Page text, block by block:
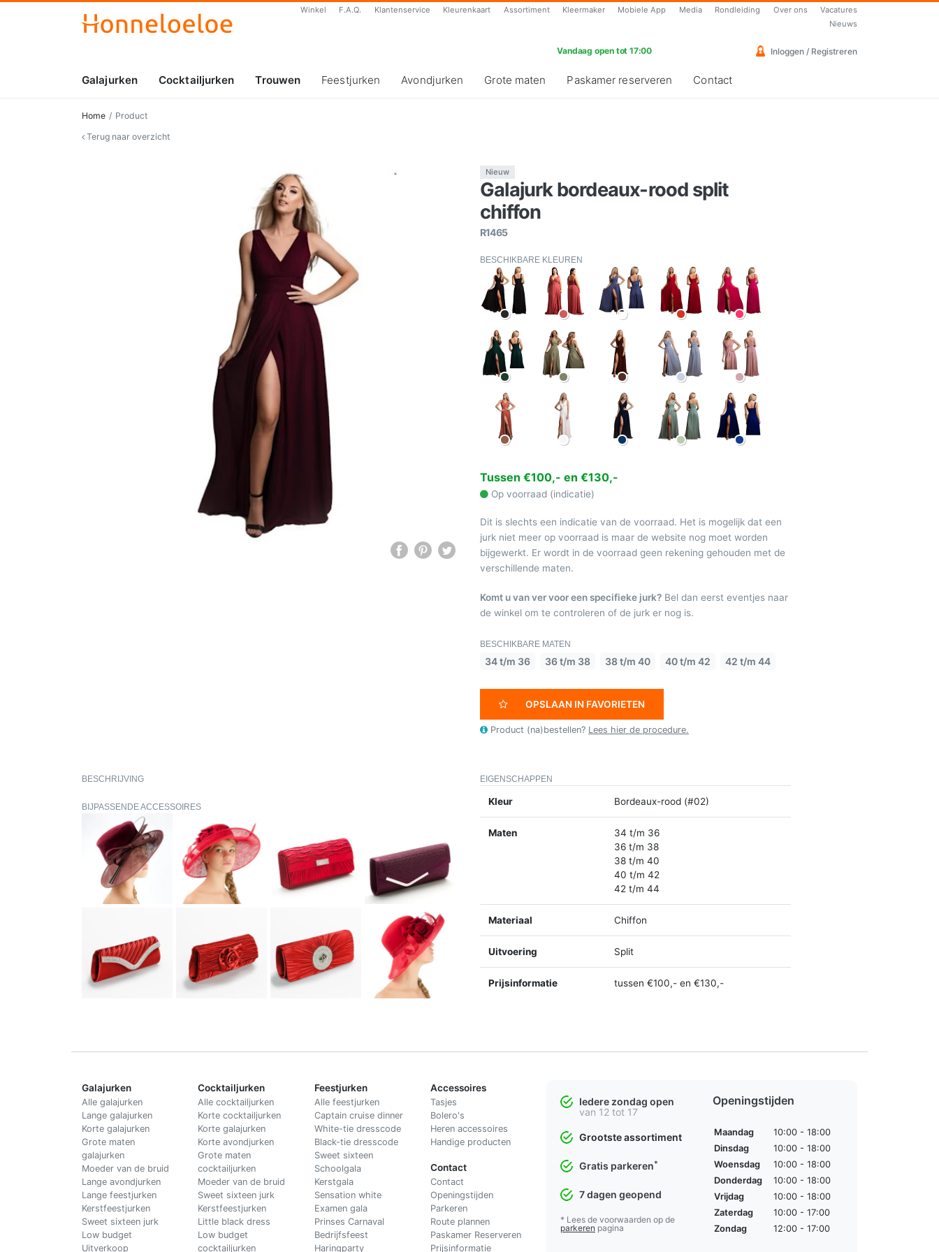
Winkel F.A.Q. Klantenservice Kleurenkaart Assortiment Kleermaker Mobiele App Media Rondleiding Over ons
Vacatures
Nieuws
Vandaag open tot 17:00 Inloggen / Registreren
Galajurken Cocktailjurken Trouwen Feestjurken Avondjurken Grote maten Paskamer reserveren Contact
Home
Product
Terug naar overzicht
Nieuw
Galajurk bordeaux-rood split
chiffon
R1465
BESCHIKBARE KLEUREN
Tussen €100,- en €130,-
Op voorraad (indicatie)
Dit is slechts een indicatie van de voorraad. Het is mogelijk dat een
jurk niet meer op voorraad is maar de website nog moet worden
bijgewerkt. Er wordt in de voorraad geen rekening gehouden met de
verschillende maten.
Komt u van ver voor een specifieke jurk? Bel dan eerst eventjes naar
de winkel om te controleren of de jurk er nog is.
BESCHIKBARE MATEN
34 t/m 36 36 t/m 38 38 t/m 40 40 t/m 42 42 t/m 44
OPSLAAN IN FAVORIETEN
Product (na)bestellen? Lees hier de procedure.
BESCHRIJVING
BIJPASSENDE ACCESSOIRES
EIGENSCHAPPEN
Kleur Bordeaux-rood (#02)
Maten
34 t/m 36
36 t/m 38
38 t/m 40
40 t/m 42
42 t/m 44
Materiaal Chiffon
Uitvoering Split
Prijsinformatie tussen €100,- en €130,-
Galajurken
Alle galajurken
Lange galajurken
Korte galajurken
Grote maten
galajurken
Moeder van de bruid
Lange avondjurken
Lange feestjurken
Kerstfeestjurken
Sweet sixteen jurk
Low budget
Uitverkoop
Cocktailjurken
Alle cocktailjurken
Korte cocktailjurken
Korte galajurken
Korte avondjurken
Grote maten
cocktailjurken
Moeder van de bruid
Sweet sixteen jurk
Kerstfeestjurken
Little black dress
Low budget
cocktailjurken
Feestjurken
Alle feestjurken
Captain cruise dinner
White-tie dresscode
Black-tie dresscode
Sweet sixteen
Schoolgala
Kerstgala
Sensation white
Examen gala
Prinses Carnaval
Bedrijfsfeest
Haringparty
Accessoires
Tasjes
Bolero's
Heren accessoires
Handige producten
Contact
Contact
Openingstijden
Parkeren
Route plannen
Paskamer Reserveren
Prijsinformatie
Iedere zondag open
van 12 tot 17
Grootste assortiment
Gratis parkeren*
7 dagen geopend
* Lees de voorwaarden op de
parkeren pagina
Openingstijden
Maandag
10:00 - 18:00
Dinsdag
10:00 - 18:00
Woensdag
10:00 - 18:00
Donderdag
10:00 - 18:00
Vrijdag
10:00 - 18:00
Zaterdag
10:00 - 17:00
Zondag
12:00 - 17:00